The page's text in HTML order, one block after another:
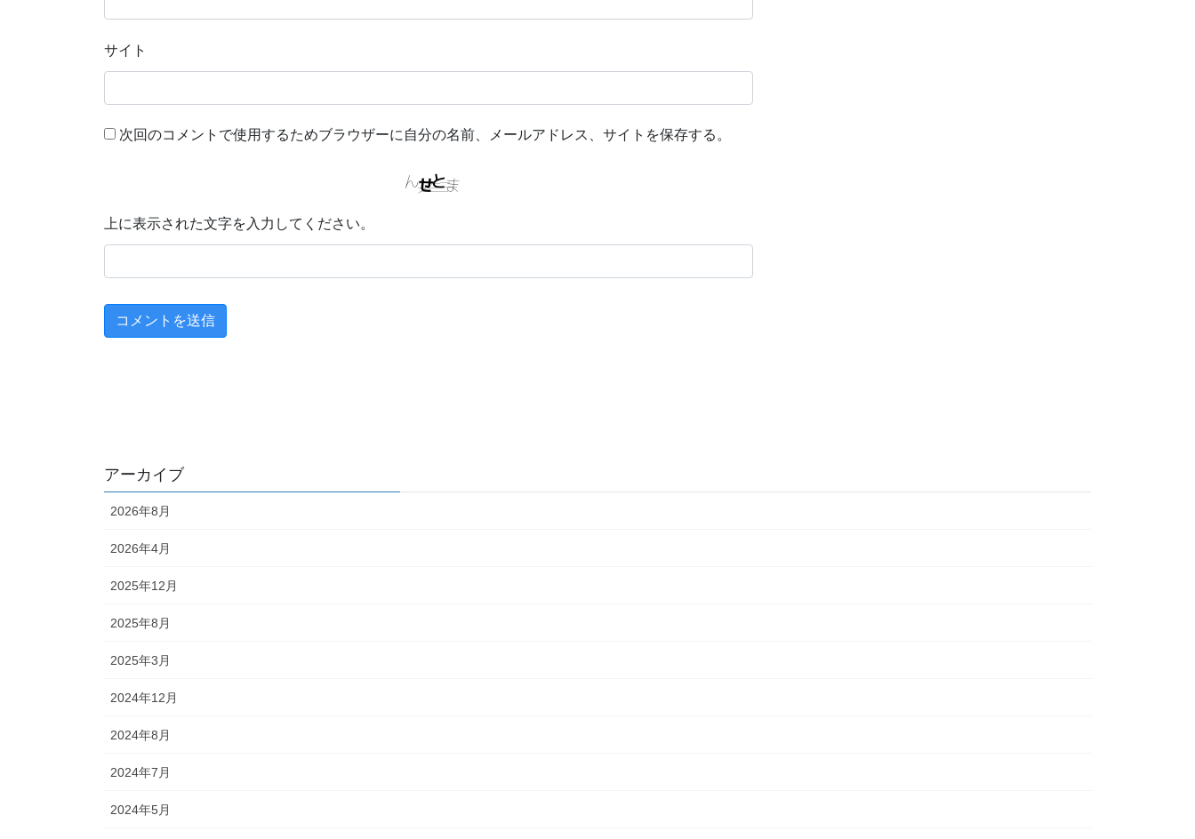
サイト
次回のコメントで使用するためブラウザーに自分の名前、メールアドレス、サイトを保存する。
上に表示された文字を入力してください。
アーカイブ
2026年8月
2026年4月
2025年12月
2025年8月
2025年3月
2024年12月
2024年8月
2024年7月
2024年5月